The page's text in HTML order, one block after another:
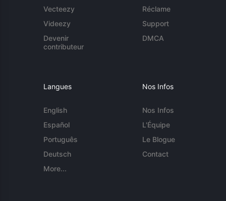
Vecteezy
Videezy
Devenir
contributeur
Réclame
Support
DMCA
Langues
English
Español
Português
Deutsch
More...
Nos Infos
Nos Infos
L'Équipe
Le Blogue
Contact